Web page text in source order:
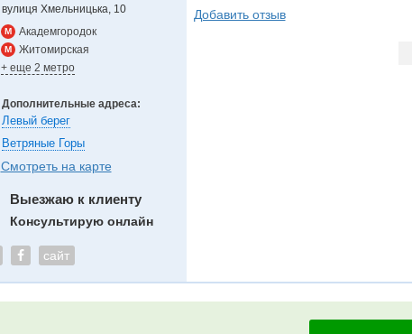
вулиця Хмельницька, 10
M Академгородок
M
Житомирская
+ еще 2 метро
Дополнительные адреса:
Левый берег
Ветряные Горы
Смотреть на карте
Выезжаю к клиенту
Консультирую онлайн
сайт
Добавить отзыв